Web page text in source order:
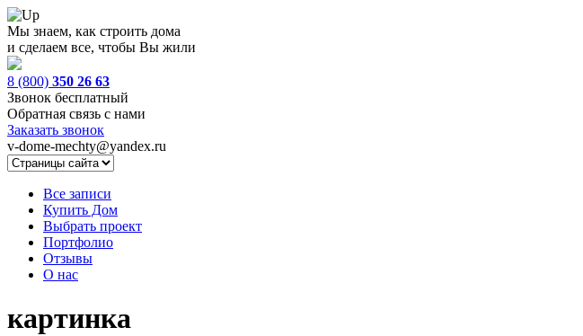
Мы знаем, как строить дома
и сделаем все, чтобы Вы жили
8 (800) 350 26 63
Звонок бесплатный
Обратная связь с нами
Заказать звонок
v-dome-mechty@yandex.ru
Все записи
Купить Дом
Выбрать проект
Портфолио
Отзывы
О нас
картинка